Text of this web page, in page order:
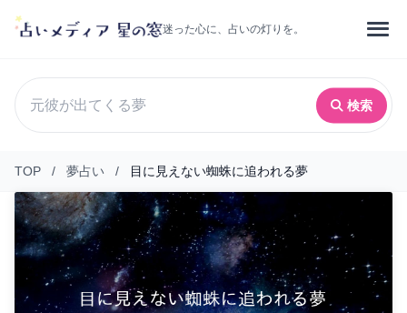
迷った心に、占いの灯りを。
検索
TOP / 夢占い / 目に見えない蜘蛛に追われる夢